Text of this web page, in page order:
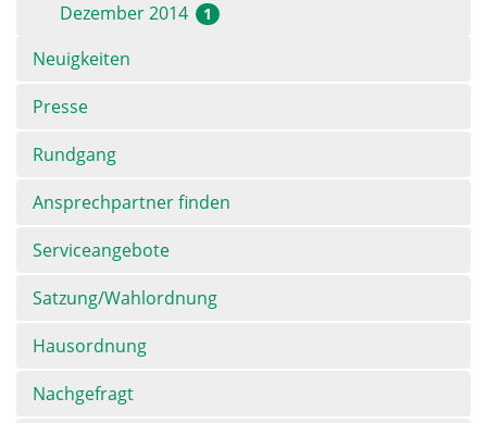
Dezember 2014
1
Navigation
überspringen
Neuigkeiten
Presse
Rundgang
Ansprechpartner finden
Serviceangebote
Satzung/Wahlordnung
Hausordnung
Nachgefragt